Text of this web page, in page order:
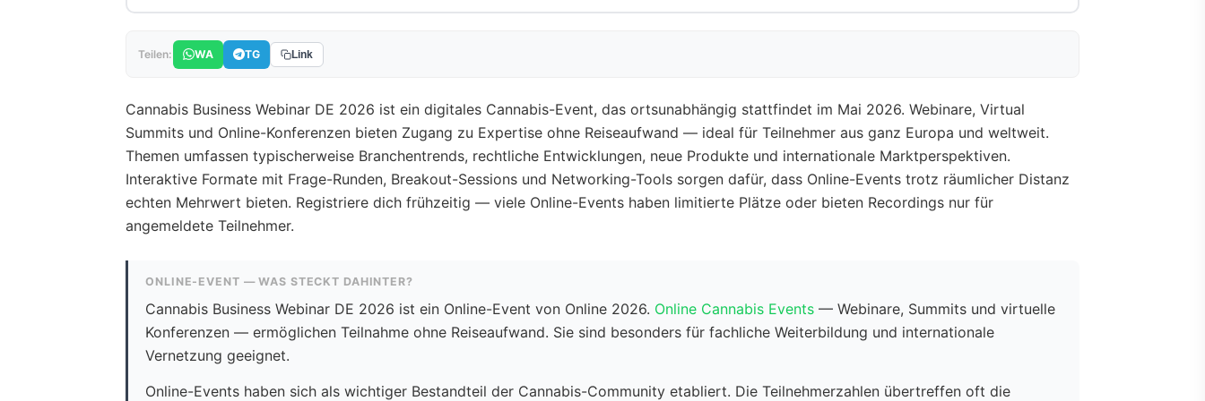
Teilen: WA TG Link
Cannabis Business Webinar DE 2026 ist ein digitales Cannabis-Event, das ortsunabhängig stattfindet im Mai 2026. Webinare, Virtual
Summits und Online-Konferenzen bieten Zugang zu Expertise ohne Reiseaufwand — ideal für Teilnehmer aus ganz Europa und weltweit.
Themen umfassen typischerweise Branchentrends, rechtliche Entwicklungen, neue Produkte und internationale Marktperspektiven.
Interaktive Formate mit Frage-Runden, Breakout-Sessions und Networking-Tools sorgen dafür, dass Online-Events trotz räumlicher Distanz
echten Mehrwert bieten. Registriere dich frühzeitig — viele Online-Events haben limitierte Plätze oder bieten Recordings nur für
angemeldete Teilnehmer.
ONLINE-EVENT — WAS STECKT DAHINTER?
Cannabis Business Webinar DE 2026 ist ein Online-Event von Online 2026. Online Cannabis Events — Webinare, Summits und virtuelle
Konferenzen — ermöglichen Teilnahme ohne Reiseaufwand. Sie sind besonders für fachliche Weiterbildung und internationale
Vernetzung geeignet.
Online-Events haben sich als wichtiger Bestandteil der Cannabis-Community etabliert. Die Teilnehmerzahlen übertreffen oft die